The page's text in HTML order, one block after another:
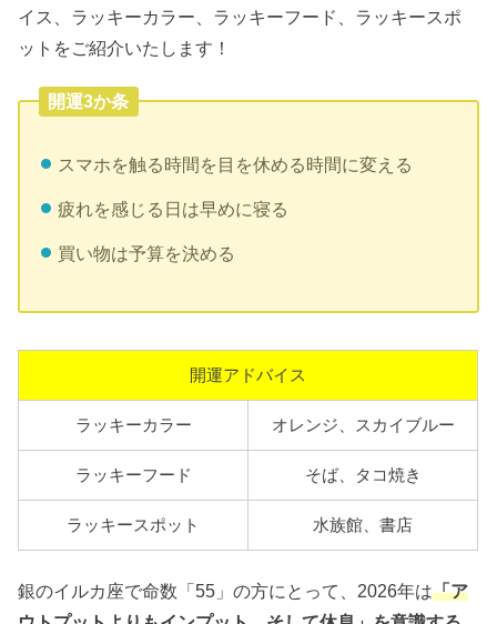
イス、ラッキーカラー、ラッキーフード、ラッキースポ
ットをご紹介いたします！
開運3か条
スマホを触る時間を目を休める時間に変える
疲れを感じる日は早めに寝る
買い物は予算を決める
開運アドバイス
ラッキーカラー オレンジ、スカイブルー
ラッキーフード そば、タコ焼き
ラッキースポット 水族館、書店
銀のイルカ座で命数「55」の方にとって、2026年は「ア